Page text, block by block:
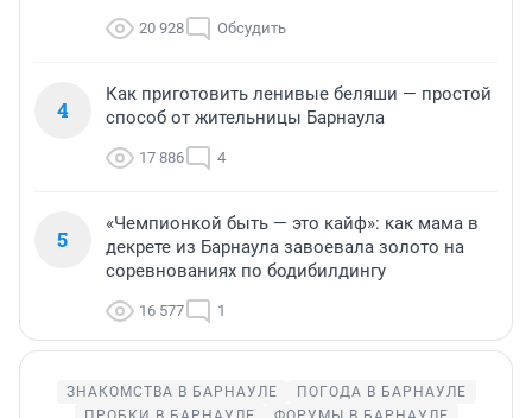
20 928 Обсудить
4
Как приготовить ленивые беляши — простой
способ от жительницы Барнаула
17 886 4
5
«Чемпионкой быть — это кайф»: как мама в
декрете из Барнаула завоевала золото на
соревнованиях по бодибилдингу
16 577 1
ЗНАКОМСТВА В БАРНАУЛЕ
ПОГОДА В БАРНАУЛЕ